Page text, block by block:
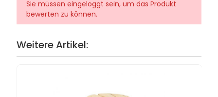
Sie müssen eingeloggt sein, um das Produkt
bewerten zu können.
Weitere Artikel: